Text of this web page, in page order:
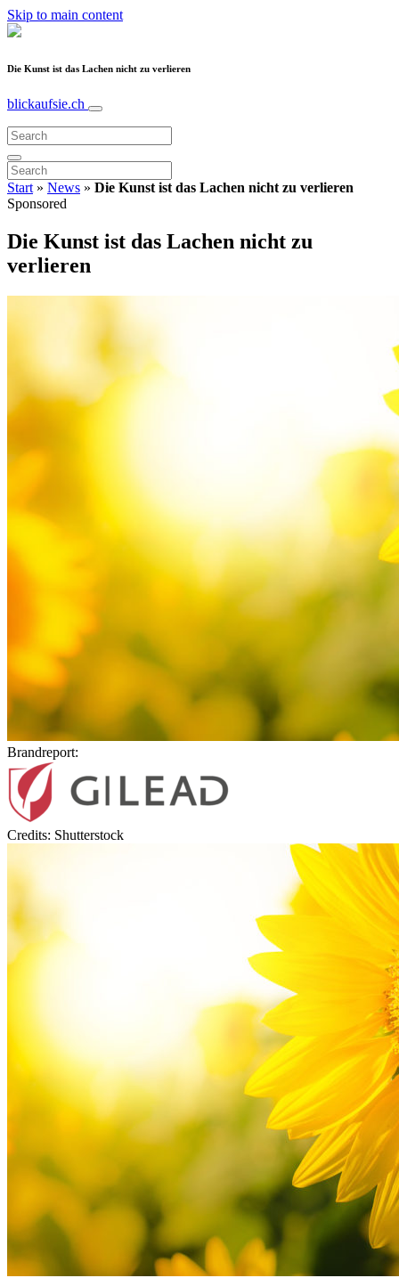
Skip to main content
Die Kunst ist das Lachen nicht zu verlieren
blickaufsie.ch
Start » News » Die Kunst ist das Lachen nicht zu verlieren
Sponsored
Die Kunst ist das Lachen nicht zu
verlieren
Brandreport:
Credits: Shutterstock